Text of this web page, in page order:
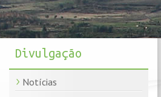
Divulgação
Notícias